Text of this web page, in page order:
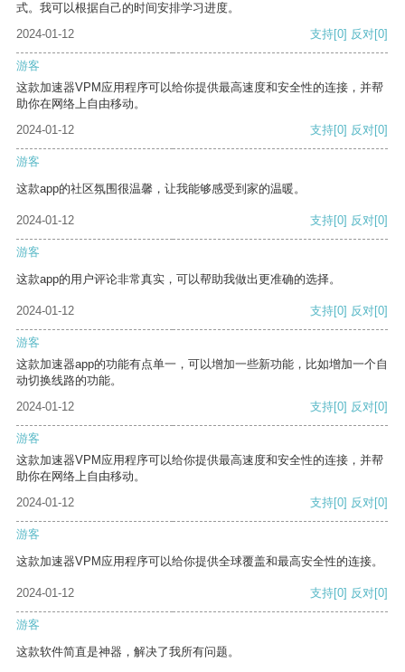
式。我可以根据自己的时间安排学习进度。
2024-01-12
支持[0] 反对[0]
游客
这款加速器VPM应用程序可以给你提供最高速度和安全性的连接，并帮
助你在网络上自由移动。
2024-01-12
支持[0] 反对[0]
游客
这款app的社区氛围很温馨，让我能够感受到家的温暖。
2024-01-12 支持[0] 反对[0]
游客
这款app的用户评论非常真实，可以帮助我做出更准确的选择。
2024-01-12 支持[0] 反对[0]
游客
这款加速器app的功能有点单一，可以增加一些新功能，比如增加一个自
动切换线路的功能。
2024-01-12
支持[0] 反对[0]
游客
这款加速器VPM应用程序可以给你提供最高速度和安全性的连接，并帮
助你在网络上自由移动。
2024-01-12
支持[0] 反对[0]
游客
这款加速器VPM应用程序可以给你提供全球覆盖和最高安全性的连接。
2024-01-12 支持[0] 反对[0]
游客
这款软件简直是神器，解决了我所有问题。